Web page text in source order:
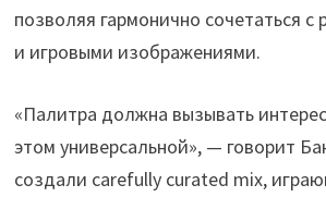
позволяя гармонично сочетаться
и игровыми изображениями.
«Палитра должна вызывать
этом универсальной», — говорит
создали carefully curated mix,